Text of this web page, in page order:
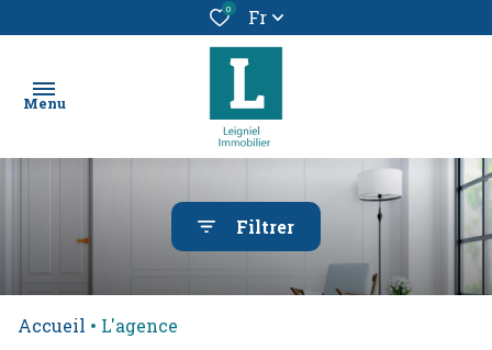
0 Fr
Menu
un bien
vendre
Filtrer
Accueil L'agence